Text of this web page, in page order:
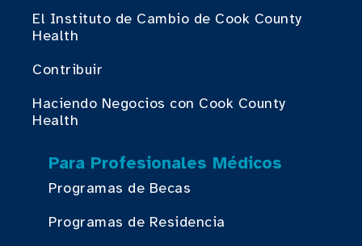
El Instituto de Cambio de Cook County
Health
Contribuir
Haciendo Negocios con Cook County
Health
Para Profesionales Médicos
Programas de Becas
Programas de Residencia